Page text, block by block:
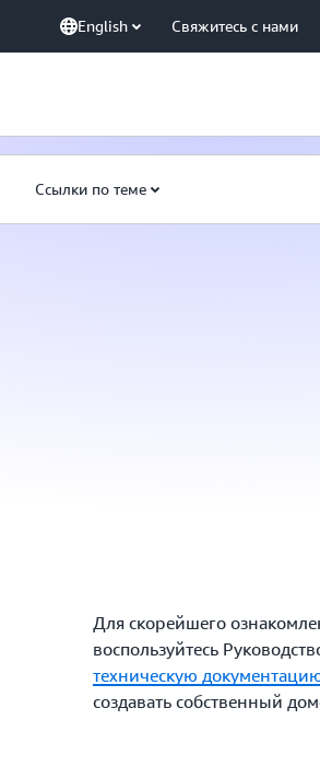
English Свяжитесь с нами
Ссылки по теме
Для скорейшего
воспользуйтесь
техническую
создавать собственный